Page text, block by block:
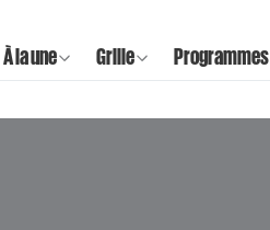
À la une Grille Programmes